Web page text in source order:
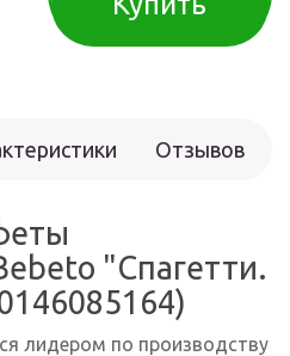
Отзывов
"Спагетти.
лидером по производству